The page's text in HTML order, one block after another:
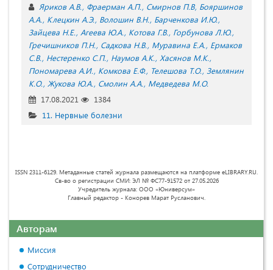
Яриков А.В. Фраерман А.П. Смирнов П.В Бояршинов
А.А. Клецкин А.Э. Волошин В.Н. Барченкова И.Ю.
Зайцева Н.Е. Агеева Ю.А. Котова Г.В. Горбунова Л.Ю.
Гречишников П.Н. Садкова Н.В. Муравина Е.А. Ермаков
С.В. Нестеренко С.П. Наумов А.К. Хасянов М.К.
Пономарева А.И. Комкова Е.Ф. Телешова Т.О. Землянин
К.О. Жукова Ю.А. Смолин А.А. Медведева М.О.
17.08.2021
1384
11. Нервные болезни
ISSN 2311-6129. Метаданные статей журнала размещаются на платформе eLIBRARY.RU.
Св-во о регистрации СМИ: ЭЛ № ФС77-91572 от 27.05.2026
Учредитель журнала: ООО «Юниверсум»
Главный редактор - Конорев Марат Русланович.
Авторам
Миссия
Сотрудничество